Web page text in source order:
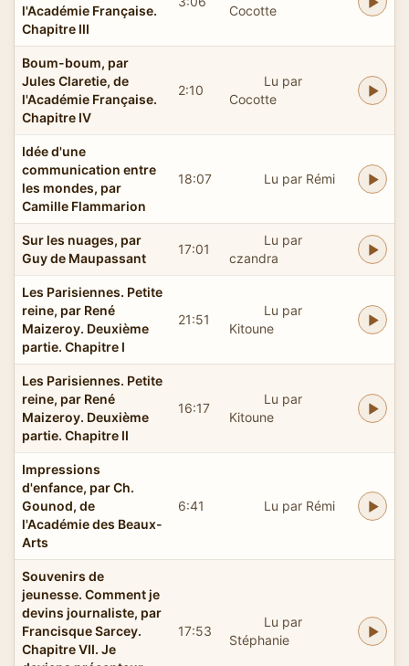
l'Académie Française.
Chapitre III
Cocotte
Boum-boum, par
Jules Claretie, de
l'Académie Française.
Chapitre IV
2:10
Lu par
Cocotte
Idée d'une
communication entre
les mondes, par
Camille Flammarion
18:07 Lu par Rémi
Sur les nuages, par
Guy de Maupassant
17:01
Lu par
czandra
Les Parisiennes. Petite
reine, par René
Maizeroy. Deuxième
partie. Chapitre I
21:51
Lu par
Kitoune
Les Parisiennes. Petite
reine, par René
Maizeroy. Deuxième
partie. Chapitre II
16:17
Lu par
Kitoune
Impressions
d'enfance, par Ch.
Gounod, de
l'Académie des Beaux-
Arts
6:41 Lu par Rémi
Souvenirs de
jeunesse. Comment je
devins journaliste, par
Francisque Sarcey.
Chapitre VII. Je
17:53
Lu par
Stéphanie